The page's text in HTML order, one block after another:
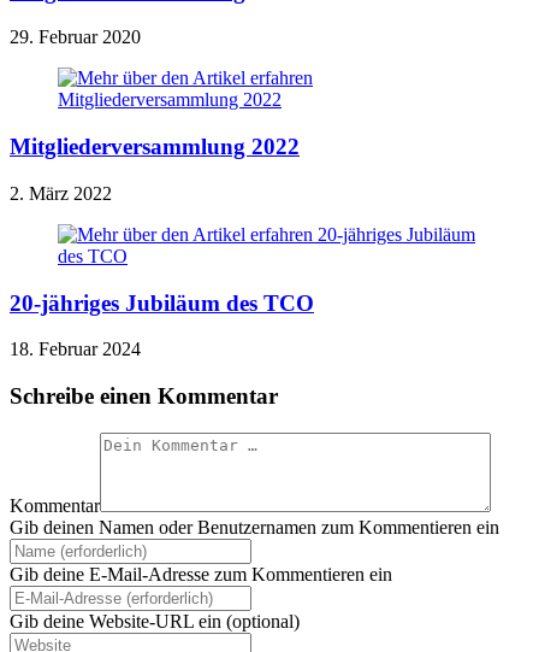
29. Februar 2020
Mitgliederversammlung 2022
2. März 2022
20-jähriges Jubiläum des TCO
18. Februar 2024
Schreibe einen Kommentar
Kommentar
Gib deinen Namen oder Benutzernamen zum Kommentieren ein
Gib deine E-Mail-Adresse zum Kommentieren ein
Gib deine Website-URL ein (optional)